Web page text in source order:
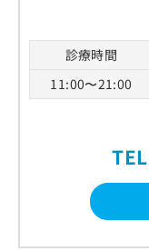
診療時間
11:00〜21:00
TEL